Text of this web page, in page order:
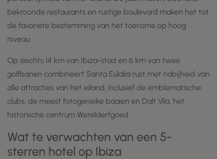
bekroonde restaurants en rustige boulevard maken het tot
de favoriete bestemming van het toerisme op hoog
niveau.
Op slechts 14 km van Ibiza-stad en 6 km van twee
golfbanen combineert Santa Eulalia rust met nabijheid van
alle attracties van het eiland, inclusief de emblematische
clubs, de meest fotogenieke baaien en Dalt Vila, het
historische centrum Werelderfgoed.
Wat te verwachten van een 5-
sterren hotel op Ibiza